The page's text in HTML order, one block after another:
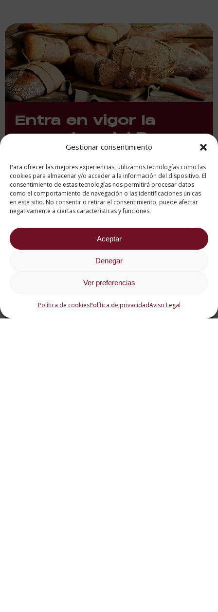
Gestionar consentimiento
Para ofrecer las mejores experiencias, utilizamos tecnologías como las
cookies para almacenar y/o acceder a la información del dispositivo. El
consentimiento de estas tecnologías nos permitirá procesar datos
como el comportamiento de navegación o las identificaciones únicas
en este sitio. No consentir o retirar el consentimiento, puede afectar
negativamente a ciertas características y funciones.
Aceptar
Denegar
Ver preferencias
Política de cookiesPolítica de privacidadAviso Legal
Entra en vigor la
nueva Ley del Pan
El salty bar, la
tendencia actual en
los eventos